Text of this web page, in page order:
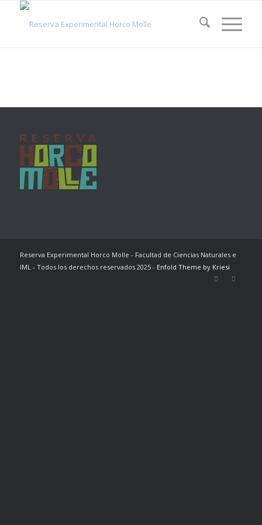
Reserva Experimental Horco Molle - Facultad de Ciencias Naturales e
IML - Todos los derechos reservados 2025 - Enfold Theme by Kriesi